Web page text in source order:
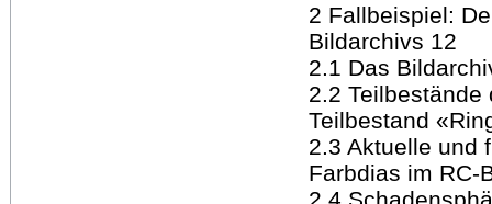
2 Fallbeispiel:
Bildarchivs 12
2.1 Das
2.2 Teilbestände
Teilbestand
2.3 Aktuelle und
Farbdias im RC-
2.4